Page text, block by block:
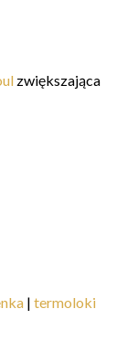
zwiększająca
| termoloki